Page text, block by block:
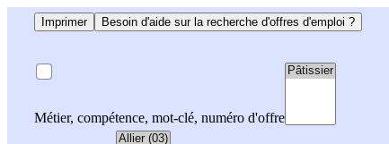
Imprimer Besoin d'aide sur la recherche d'offres d'emploi ?
Métier, compétence, mot-clé, numéro d'offre